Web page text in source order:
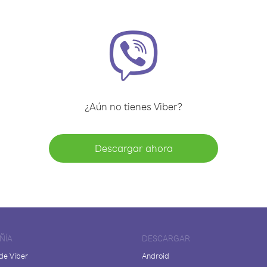
¿Aún no tienes Viber?
Descargar ahora
Viber
DESCARGAR
Android